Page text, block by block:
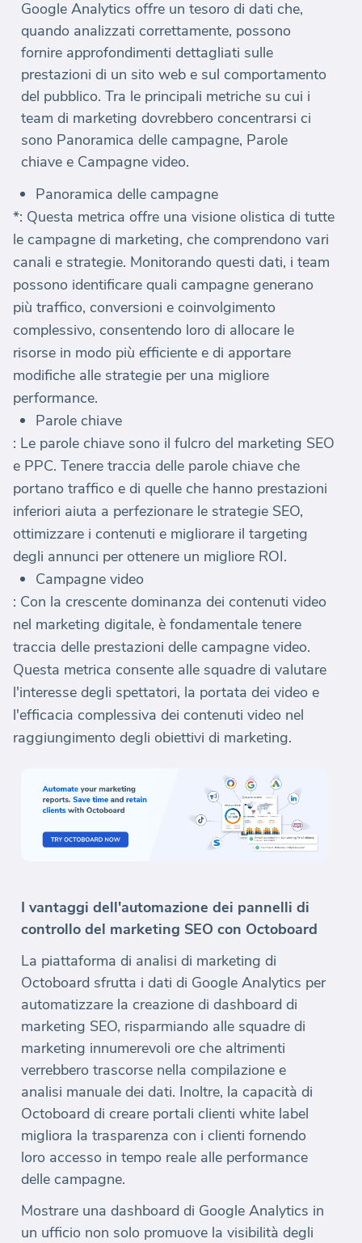
Google Analytics offre un tesoro di dati che,
quando analizzati correttamente, possono
fornire approfondimenti dettagliati sulle
prestazioni di un sito web e sul comportamento
del pubblico. Tra le principali metriche su cui i
team di marketing dovrebbero concentrarsi ci
sono Panoramica delle campagne, Parole
chiave e Campagne video.
Panoramica delle campagne
*: Questa metrica offre una visione olistica di tutte
le campagne di marketing, che comprendono vari
canali e strategie. Monitorando questi dati, i team
possono identificare quali campagne generano
più traffico, conversioni e coinvolgimento
complessivo, consentendo loro di allocare le
risorse in modo più efficiente e di apportare
modifiche alle strategie per una migliore
performance.
Parole chiave
: Le parole chiave sono il fulcro del marketing SEO
e PPC. Tenere traccia delle parole chiave che
portano traffico e di quelle che hanno prestazioni
inferiori aiuta a perfezionare le strategie SEO,
ottimizzare i contenuti e migliorare il targeting
degli annunci per ottenere un migliore ROI.
Campagne video
: Con la crescente dominanza dei contenuti video
nel marketing digitale, è fondamentale tenere
traccia delle prestazioni delle campagne video.
Questa metrica consente alle squadre di valutare
l'interesse degli spettatori, la portata dei video e
l'efficacia complessiva dei contenuti video nel
raggiungimento degli obiettivi di marketing.
I vantaggi dell'automazione dei pannelli di
controllo del marketing SEO con Octoboard
La piattaforma di analisi di marketing di
Octoboard sfrutta i dati di Google Analytics per
automatizzare la creazione di dashboard di
marketing SEO, risparmiando alle squadre di
marketing innumerevoli ore che altrimenti
verrebbero trascorse nella compilazione e
analisi manuale dei dati. Inoltre, la capacità di
Octoboard di creare portali clienti white label
migliora la trasparenza con i clienti fornendo
loro accesso in tempo reale alle performance
delle campagne.
Mostrare una dashboard di Google Analytics in
un ufficio non solo promuove la visibilità degli